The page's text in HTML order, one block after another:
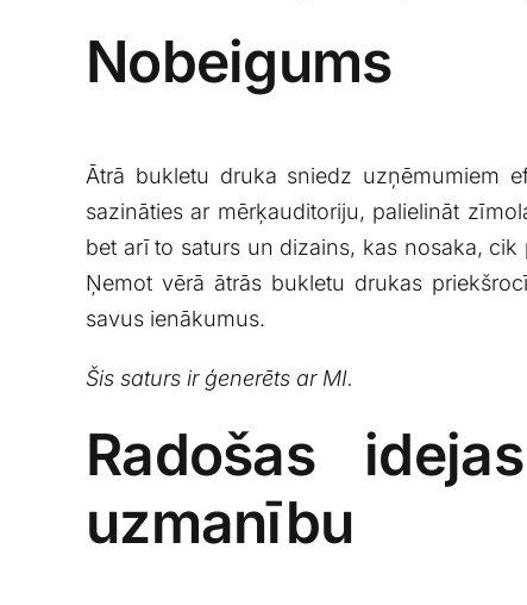
Nobeigums
Ātrā bukletu druka sniedz uzņēmumiem
sazināties ar mērķauditoriju, palielināt
bet arī to⁣ saturs ⁣un dizains, kas nosaka,
Ņemot vērā ātrās bukletu drukas⁢
savus ienākumus.
Šis saturs‍ ir ģenerēts ar MI.
Radošas
uzmanību